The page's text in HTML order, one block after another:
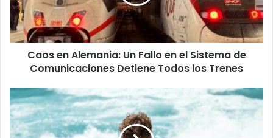
en
el
Sistema
de
Comunicaciones
Detiene
los
Trenes
Caos en Alemania: Un Fallo en el Sistema de
Comunicaciones Detiene Todos los Trenes
Protege
tu
cuero
cabelludo